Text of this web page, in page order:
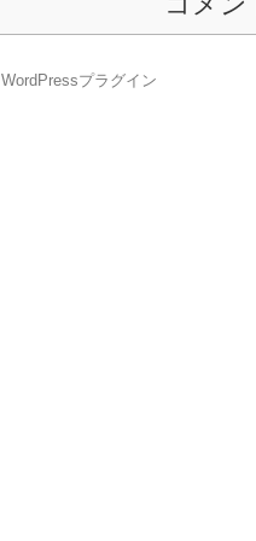
WordPressプラグイン